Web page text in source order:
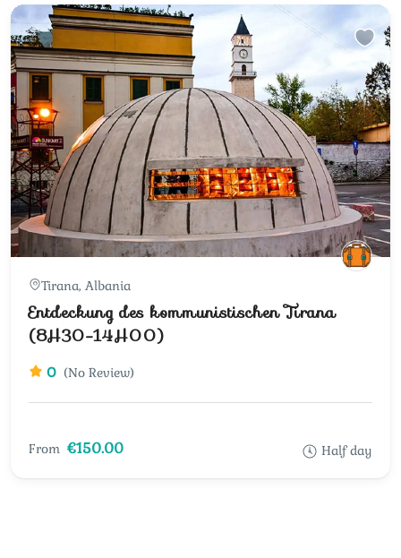
Tirana, Albania
Entdeckung des kommunistischen Tirana
(8H30-14H00)
0 (No Review)
From €150.00 Half day